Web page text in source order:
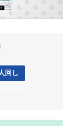
回し